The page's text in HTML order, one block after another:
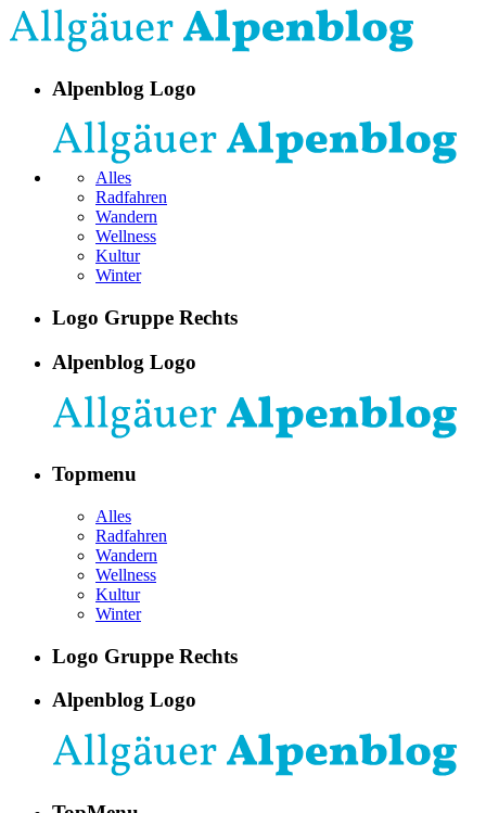
Alpenblog Logo
Alles
Radfahren
Wandern
Wellness
Kultur
Winter
Logo Gruppe Rechts
Alpenblog Logo
Topmenu
Alles
Radfahren
Wandern
Wellness
Kultur
Winter
Logo Gruppe Rechts
Alpenblog Logo